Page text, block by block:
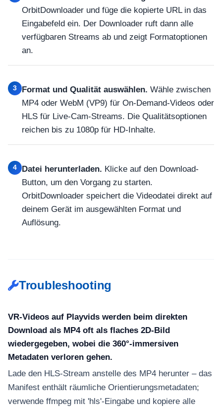
OrbitDownloader und füge die kopierte URL in das
Eingabefeld ein. Der Downloader ruft dann alle
verfügbaren Streams ab und zeigt Formatoptionen
an.
3 Format und Qualität auswählen. Wähle zwischen
MP4 oder WebM (VP9) für On-Demand-Videos oder
HLS für Live-Cam-Streams. Die Qualitätsoptionen
reichen bis zu 1080p für HD-Inhalte.
4 Datei herunterladen. Klicke auf den Download-
Button, um den Vorgang zu starten.
OrbitDownloader speichert die Videodatei direkt auf
deinem Gerät im ausgewählten Format und
Auflösung.
Troubleshooting
VR-Videos auf Playvids werden beim direkten
Download als MP4 oft als flaches 2D-Bild
wiedergegeben, wobei die 360°-immersiven
Metadaten verloren gehen.
Lade den HLS-Stream anstelle des MP4 herunter – das
Manifest enthält räumliche Orientierungsmetadaten;
verwende ffmpeg mit 'hls'-Eingabe und kopiere alle